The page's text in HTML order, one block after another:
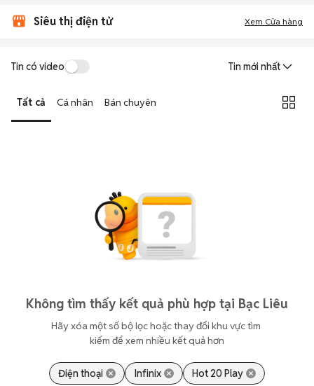
Siêu thị điện tử Xem Cửa hàng
Tin có video Tin mới nhất
Tất cả Cá nhân Bán chuyên
Không tìm thấy kết quả phù hợp tại Bạc Liêu
Hãy xóa một số bộ lọc hoặc thay đổi khu vực tìm
kiếm để xem nhiều kết quả hơn
Điện thoại Infinix Hot 20 Play